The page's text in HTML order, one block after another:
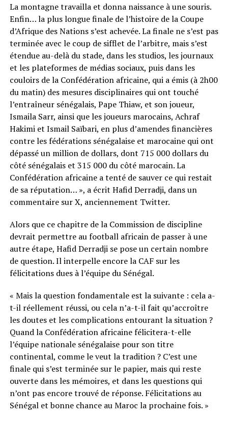
La montagne travailla et donna naissance à une souris.
Enfin… la plus longue finale de l’histoire de la Coupe
d’Afrique des Nations s’est achevée. La finale ne s’est pas
terminée avec le coup de sifflet de l’arbitre, mais s’est
étendue au-delà du stade, dans les studios, les journaux
et les plateformes de médias sociaux, puis dans les
couloirs de la Confédération africaine, qui a émis (à 2h00
du matin) des mesures disciplinaires qui ont touché
l’entraîneur sénégalais, Pape Thiaw, et son joueur,
Ismaila Sarr, ainsi que les joueurs marocains, Achraf
Hakimi et Ismail Saïbari, en plus d’amendes financières
contre les fédérations sénégalaise et marocaine qui ont
dépassé un million de dollars, dont 715 000 dollars du
côté sénégalais et 315 000 du côté marocain. La
Confédération africaine a tenté de sauver ce qui restait
de sa réputation… », a écrit Hafid Derradji, dans un
commentaire sur X, anciennement Twitter.
Alors que ce chapitre de la Commission de discipline
devrait permettre au football africain de passer à une
autre étape, Hafid Derradji se pose un certain nombre
de question. Il interpelle encore la CAF sur les
félicitations dues à l’équipe du Sénégal.
« Mais la question fondamentale est la suivante : cela a-
t-il réellement réussi, ou cela n’a-t-il fait qu’accroître
les doutes et les complications entourant la situation ?
Quand la Confédération africaine félicitera-t-elle
l’équipe nationale sénégalaise pour son titre
continental, comme le veut la tradition ? C’est une
finale qui s’est terminée sur le papier, mais qui reste
ouverte dans les mémoires, et dans les questions qui
n’ont pas encore trouvé de réponse. Félicitations au
Sénégal et bonne chance au Maroc la prochaine fois. »